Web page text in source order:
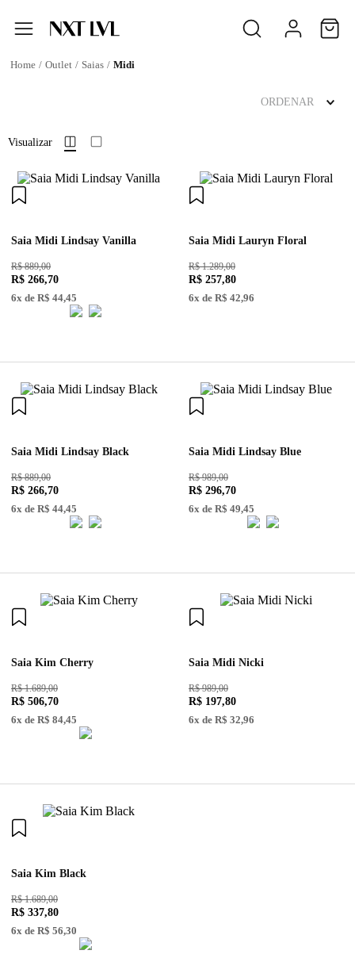
Outlet Saias Midi
ORDENAR
Visualizar
Saia Midi Lindsay Vanilla
R$ 889,00
R$ 266,70
6x de R$ 44,45
Saia Midi Lauryn Floral
R$ 1.289,00
R$ 257,80
6x de R$ 42,96
Saia Midi Lindsay Black
R$ 889,00
R$ 266,70
6x de R$ 44,45
Saia Midi Lindsay Blue
R$ 989,00
R$ 296,70
6x de R$ 49,45
Saia Kim Cherry
R$ 1.689,00
R$ 506,70
6x de R$ 84,45
Saia Midi Nicki
R$ 989,00
R$ 197,80
6x de R$ 32,96
Saia Kim Black
R$ 1.689,00
R$ 337,80
6x de R$ 56,30